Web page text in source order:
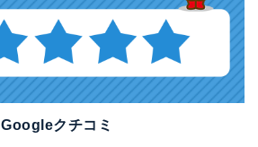
Googleクチコミ